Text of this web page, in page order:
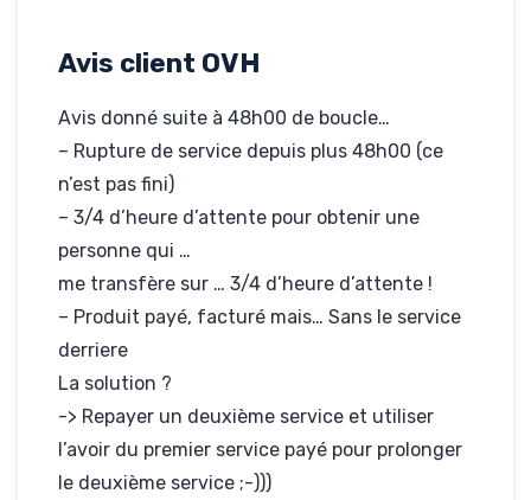
service
client
Rédigé par
anonyme, le 19-
10-2018
Hébergé par OVH
www.pourpenser.fr
Avis client OVH
Avis donné suite à 48h00 de boucle…
– Rupture de service depuis plus 48h00 (ce
n’est pas fini)
– 3/4 d’heure d’attente pour obtenir une
personne qui …
me transfère sur … 3/4 d’heure d’attente !
– Produit payé, facturé mais… Sans le service
derriere
La solution ?
-> Repayer un deuxième service et utiliser
l’avoir du premier service payé pour prolonger
le deuxième service ;-)))